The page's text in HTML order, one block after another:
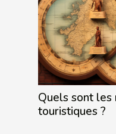
Quels sont
touristiques ?